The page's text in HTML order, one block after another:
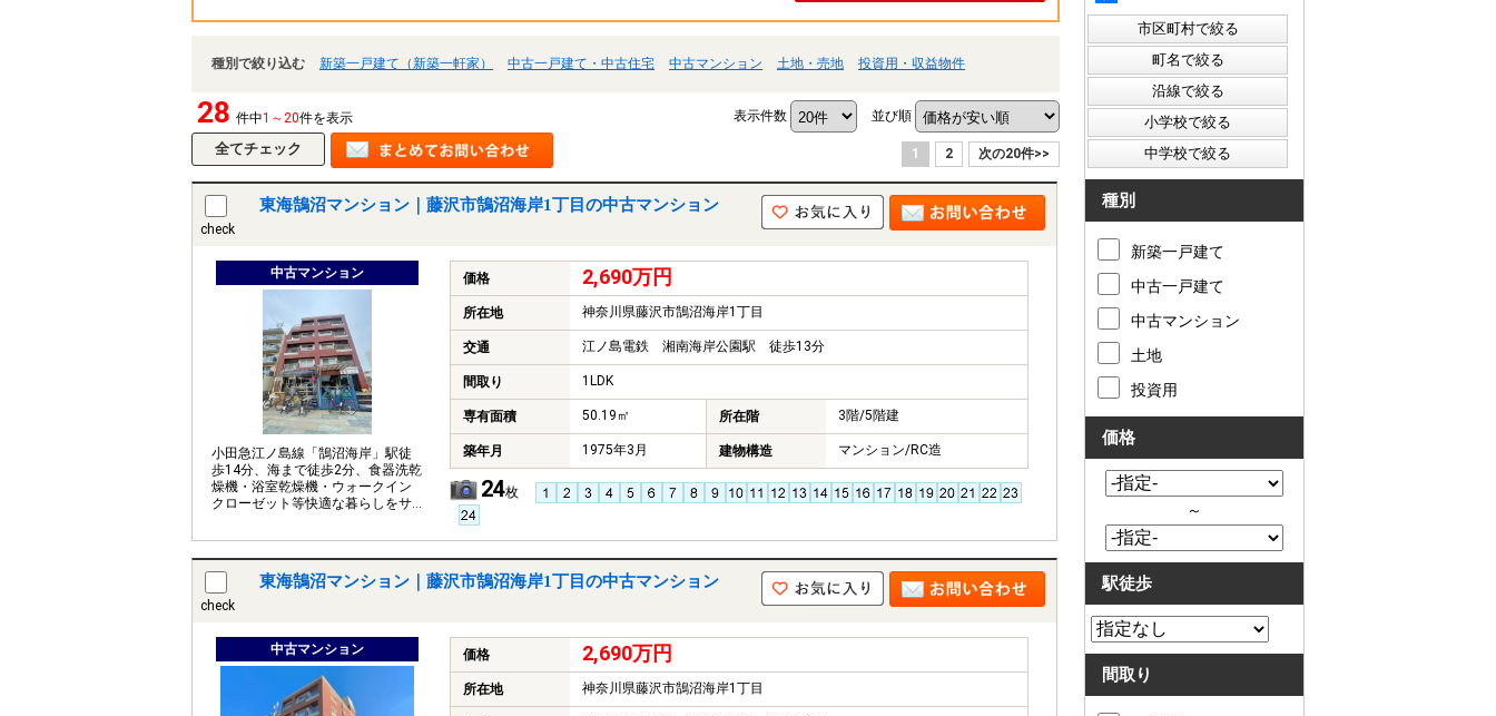
種別で絞り込む 新築一戸建て（新築一軒家） 中古一戸建て・中古住宅 中古マンション 土地・売地 投資用・収益物件
28 件中1～20件を表示 表示件数 並び順
1 2 次の20件>>
check
東海鵠沼マンション｜藤沢市鵠沼海岸1丁目の中古マンション
中古マンション
小田急江ノ島線「鵠沼海岸」駅徒
歩14分、海まで徒歩2分、食器洗乾
燥機・浴室乾燥機・ウォークイン
クローゼット等快適な暮らしをサ
価格 2,690万円
所在地 神奈川県藤沢市鵠沼海岸1丁目
交通 江ノ島電鉄 湘南海岸公園駅 徒歩13分
間取り 1LDK
専有面積 50.19㎡ 所在階 3階/5階建
築年月 1975年3月 建物構造 マンション/RC造
24枚
check
東海鵠沼マンション｜藤沢市鵠沼海岸1丁目の中古マンション
中古マンション 価格 2,690万円
所在地 神奈川県藤沢市鵠沼海岸1丁目
種別
新築一戸建て
中古一戸建て
中古マンション
土地
投資用
価格
～
駅徒歩
間取り